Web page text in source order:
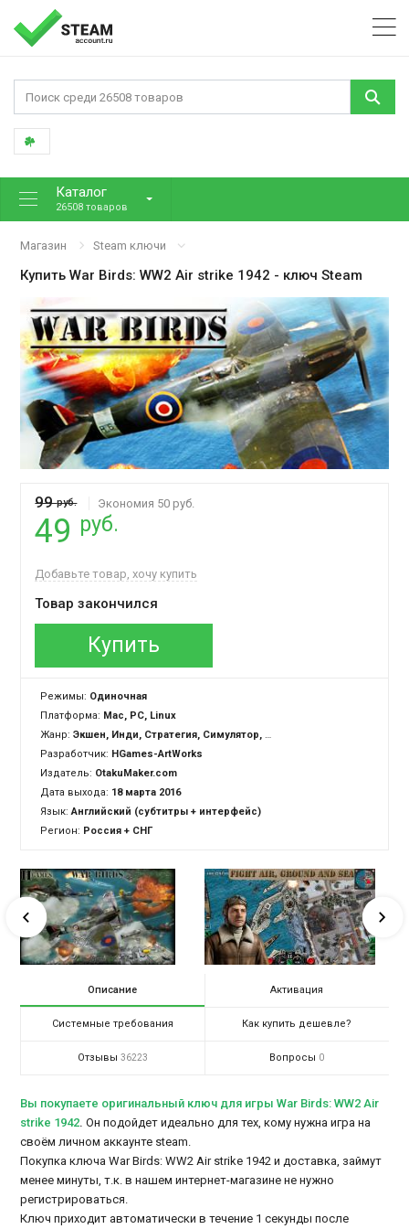
Каталог
26508 товаров
Магазин Steam ключи
КупитьWar Birds: WW2 Air strike 1942 - ключ Steam
99руб. Экономия 50 руб.
49 руб.
Добавьте товар, хочу купить
Товар закончился
Купить
Режимы: Одиночная
Платформа: Mac, PC, Linux
Жанр:Экшен, Инди, Стратегия, Симулятор, Казуальная
Разработчик: HGames-ArtWorks
Издатель: OtakuMaker.com
Дата выхода: 18 марта 2016
Язык:Английский (субтитры + интерфейс)
Регион: Россия + СНГ
Описание Активация
Системные требования Как купить дешевле?
Отзывы 36223 Вопросы 0
Вы покупаете оригинальный ключ для игры War Birds: WW2 Air
strike 1942. Он подойдет идеально для тех, кому нужна игра на
своём личном аккаунте steam.
Покупка ключа War Birds: WW2 Air strike 1942 и доставка, займут
менее минуты, т.к. в нашем интернет-магазине не нужно
регистрироваться.
Ключ приходит автоматически в течение 1 секунды после